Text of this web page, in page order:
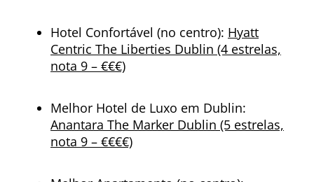
Hotel Confortável (no centro): Hyatt
Centric The Liberties Dublin (4 estrelas,
nota 9 – €€€)
Melhor Hotel de Luxo em Dublin:
Anantara The Marker Dublin (5 estrelas,
nota 9 – €€€€)